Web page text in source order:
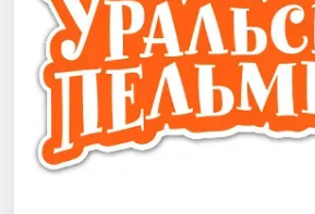
Города
Площадки
Артисты